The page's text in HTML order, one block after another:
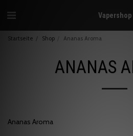
Vapershop
Startseite Shop Ananas Aroma
ANANAS
Ananas Aroma